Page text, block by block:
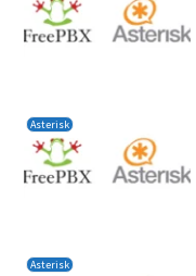
Asterisk
Asterisk